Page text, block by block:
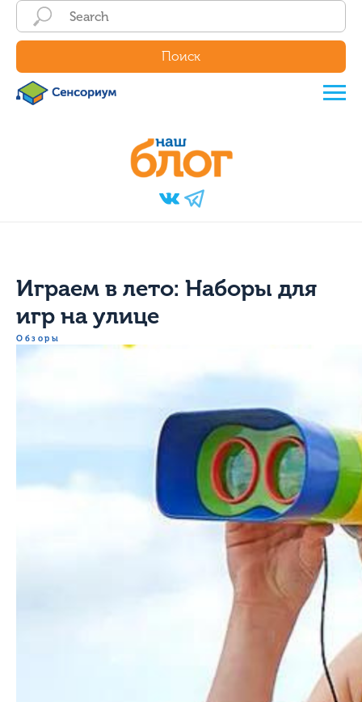
Поиск
Играем в лето: Наборы для
игр на улице
Обзоры